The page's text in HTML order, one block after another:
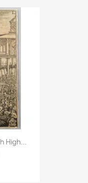
High...